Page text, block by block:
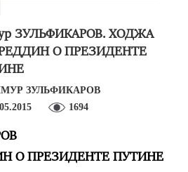
ЗУЛЬФИКАРОВ. ХОДЖА
О ПРЕЗИДЕНТЕ
ЗУЛЬФИКАРОВ
1694
О ПРЕЗИДЕНТЕ ПУТИНЕ